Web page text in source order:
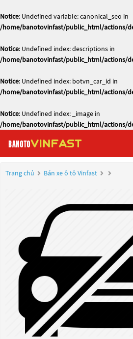
Notice: Undefined variable: canonical_seo in
/home/banotovinfast/public_html/actions/
Notice: Undefined index: descriptions in
/home/banotovinfast/public_html/actions/
Notice: Undefined index: botvn_car_id in
/home/banotovinfast/public_html/actions/
Notice: Undefined index: _image in
/home/banotovinfast/public_html/actions/
Trang chủ Bán xe ô tô Vinfast